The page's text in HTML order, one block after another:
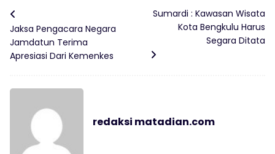
Jaksa Pengacara Negara
Jamdatun Terima
Apresiasi Dari Kemenkes
Sumardi : Kawasan Wisata
Kota Bengkulu Harus
Segara Ditata
redaksi matadian.com